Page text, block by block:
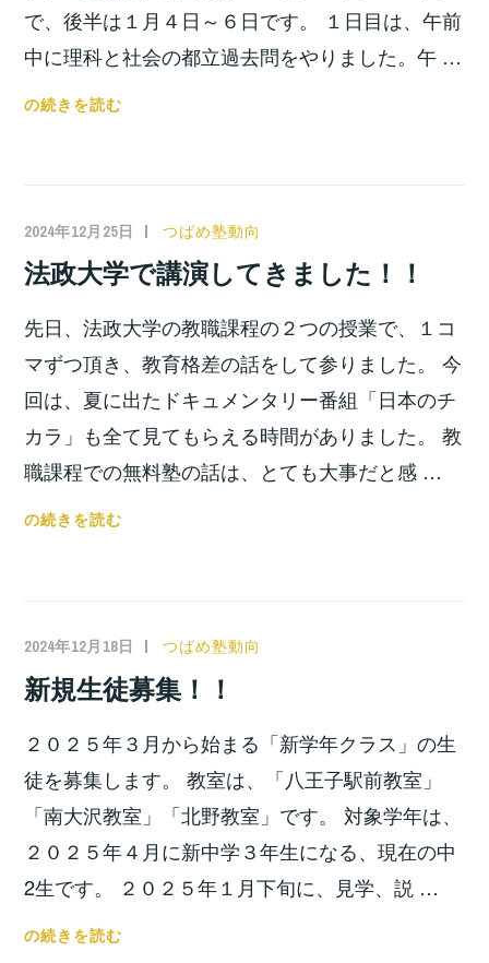
で、後半は１月４日～６日です。 １日目は、午前
中に理科と社会の都立過去問をやりました。午 …
冬
告！！
の続きを読む
2024年12月25日
小
宮
位
つばめ塾動向
法政大学で講演してきました！！
先日、法政大学の教職課程の２つの授業で、１コ
マずつ頂き、教育格差の話をして参りました。 今
回は、夏に出たドキュメンタリー番組「日本のチ
カラ」も全て見てもらえる時間がありました。 教
職課程での無料塾の話は、とても大事だと感 …
法
演
て
き
ま
た！！
の続きを読む
2024年12月18日
小
宮
位
つばめ塾動向
新規生徒募集！！
２０２５年３月から始まる「新学年クラス」の生
徒を募集します。 教室は、「八王子駅前教室」
「南大沢教室」「北野教室」です。 対象学年は、
２０２５年４月に新中学３年生になる、現在の中
2生です。 ２０２５年１月下旬に、見学、説 …
新
の続きを読む